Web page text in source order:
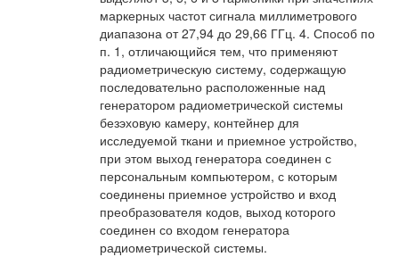
маркерных частот сигнала миллиметрового
диапазона от 27,94 до 29,66 ГГц. 4. Способ по
п. 1, отличающийся тем, что применяют
радиометрическую систему, содержащую
последовательно расположенные над
генератором радиометрической системы
безэховую камеру, контейнер для
исследуемой ткани и приемное устройство,
при этом выход генератора соединен с
персональным компьютером, с которым
соединены приемное устройство и вход
преобразователя кодов, выход которого
соединен со входом генератора
радиометрической системы.